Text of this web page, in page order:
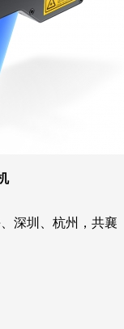
深圳、杭州，共襄